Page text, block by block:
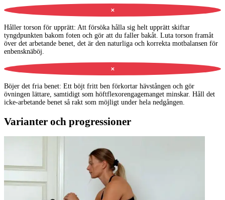
✕
Håller torson för upprätt: Att försöka hålla sig helt upprätt skiftar
tyngdpunkten bakom foten och gör att du faller bakåt. Luta torson framåt
över det arbetande benet, det är den naturliga och korrekta motbalansen för
enbensknäböj.
✕
Böjer det fria benet: Ett böjt fritt ben förkortar hävstången och gör
övningen lättare, samtidigt som höftflexorengagemanget minskar. Håll det
icke-arbetande benet så rakt som möjligt under hela nedgången.
Varianter och progressioner